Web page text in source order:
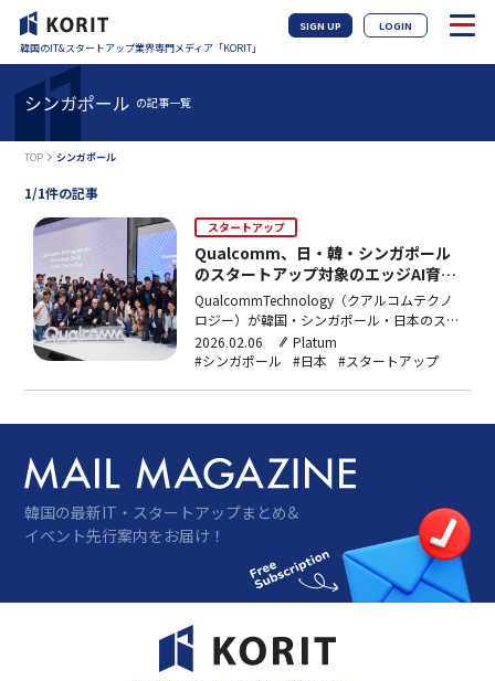
韓国のIT&スタートアップ業界専門メディア「KORIT」
SIGN UP LOGIN
シンガポール の記事一覧
TOP シンガポール
1/1件の記事
スタートアップ
Qualcomm、日・韓・シンガポール
のスタートアップ対象のエッジAI育成
プログラム発足
QualcommTechnology（クアルコムテクノ
ロジー）が韓国・シンガポール・日本のスタ
ートアップを対象にエッジAIソリューション
開発と商用化を支援するスタートアップ育成
2026.02.06
Platum
#シンガポール
#日本 #スタートアップ
韓国の最新IT・スタートアップまとめ&
イベント先行案内をお届け！